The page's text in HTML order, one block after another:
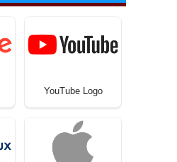
YouTube Logo